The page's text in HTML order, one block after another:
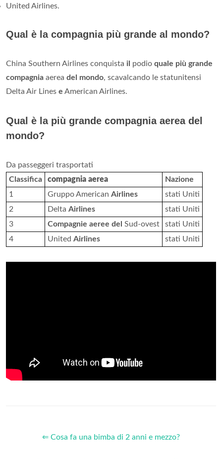
United Airlines.
Qual è la compagnia più grande al mondo?
China Southern Airlines conquista il podio quale più grande
compagnia aerea del mondo, scavalcando le statunitensi
Delta Air Lines e American Airlines.
Qual è la più grande compagnia aerea del
mondo?
Da passeggeri trasportati
Classifica
compagnia aerea
Nazione
1
Gruppo American Airlines
stati Uniti
2
Delta Airlines
stati Uniti
3
Compagnie aeree del Sud-ovest
stati Uniti
4
United Airlines stati Uniti
⇐ Cosa fa una bimba di 2 anni e mezzo?